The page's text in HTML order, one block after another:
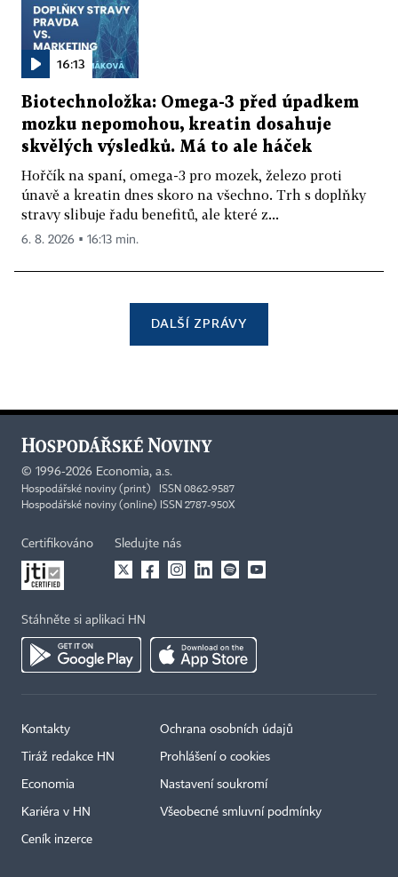
16:13
Biotechnoložka: Omega-3 před úpadkem
mozku nepomohou, kreatin dosahuje
skvělých výsledků. Má to ale háček
Hořčík na spaní, omega-3 pro mozek, železo proti
únavě a kreatin dnes skoro na všechno. Trh s doplňky
stravy slibuje řadu benefitů, ale které z...
6. 8. 2026 ▪ 16:13 min.
DALŠÍ ZPRÁVY
© 1996-2026 Economia, a.s.
Hospodářské noviny (print) ISSN 0862-9587
Hospodářské noviny (online) ISSN 2787-950X
Certifikováno Sledujte nás
Stáhněte si aplikaci HN
Kontakty
Tiráž redakce HN
Economia
Kariéra v HN
Ceník inzerce
Ochrana osobních údajů
Prohlášení o cookies
Nastavení soukromí
Všeobecné smluvní podmínky